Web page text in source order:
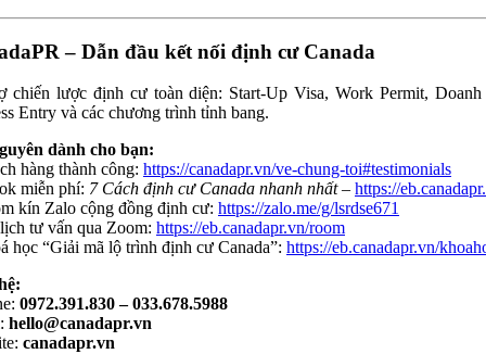
– Dẫn đầu kết nối định cư Canada
chiến lược định cư toàn diện: Start-Up Visa, Work Permit, Doanh
Entry và các chương trình tỉnh bang.
dành cho bạn:
hàng thành công: https://canadapr.vn/ve-chung-toi#testimonials
miễn phí: 7 Cách định cư Canada nhanh nhất– https://
kín Zalo cộng đồng định cư: https://zalo.me/g/lsrdse671
tư vấn qua Zoom: https://eb.canadapr.vn/room
học “Giải mã lộ trình định cư Canada”: https://eb.canadapr.vn/
0972.391.830 – 033.678.5988
hello@canadapr.vn
canadapr.vn